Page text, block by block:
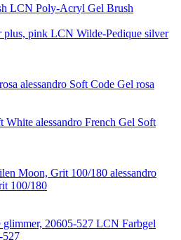
LCN Poly-Acryl Gel Brush
LCN Wilde-Pedique silver
alessandro Soft Code Gel rosa
alessandro French Gel Soft
alessandro
100/180
LCN Farbgel
527